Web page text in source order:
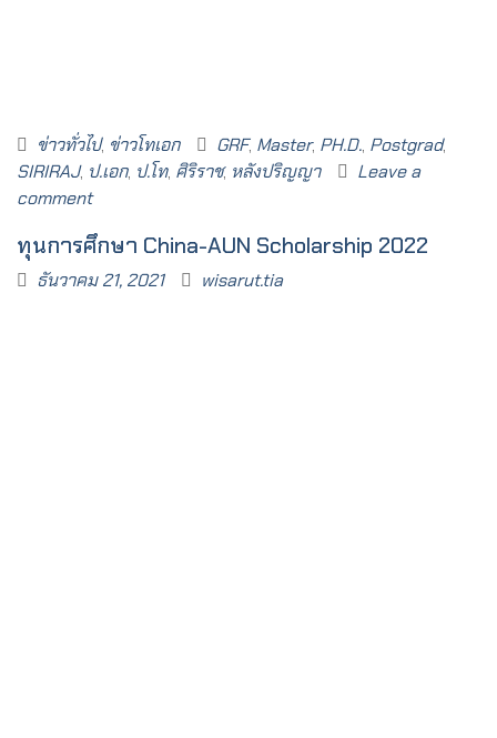
ข่าวทั่วไป, ข่าวโทเอก GRF, Master, PH.D., Postgrad,
SIRIRAJ, ป.เอก, ป.โท, ศิริราช, หลังปริญญา
Leave a
comment
ทุนการศึกษา China-AUN Scholarship 2022
ธันวาคม 21, 2021 wisarut.tia